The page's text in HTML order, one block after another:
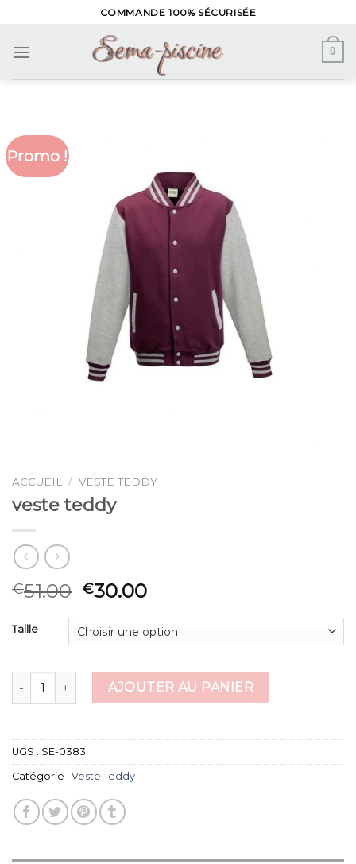
content
COMMANDE 100% SÉCURISÉE
0
Promo !
ACCUEIL / VESTE TEDDY
veste teddy
€51.00 €30.00
Taille
quantité de veste teddyAJOUTER AU PANIER
UGS : SE-0383
Catégorie : Veste Teddy